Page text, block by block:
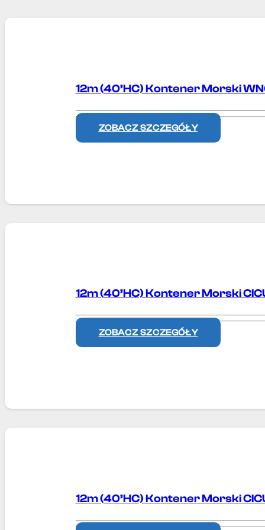
12m (40’HC) Kontener Morski
ZOBACZ SZCZEGÓŁY
12m (40’HC) Kontener Morski
ZOBACZ SZCZEGÓŁY
12m (40’HC) Kontener Morski